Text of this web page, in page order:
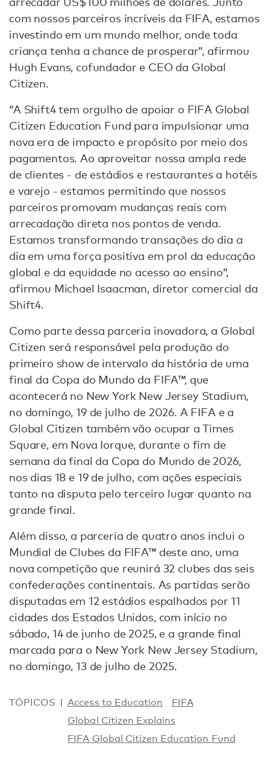
com nossos parceiros incríveis da FIFA, estamos
investindo em um mundo melhor, onde toda
criança tenha a chance de prosperar”, afirmou
Hugh Evans, cofundador e CEO da Global
Citizen.
“A Shift4 tem orgulho de apoiar o FIFA Global
Citizen Education Fund para impulsionar uma
nova era de impacto e propósito por meio dos
pagamentos. Ao aproveitar nossa ampla rede
de clientes - de estádios e restaurantes a hotéis
e varejo - estamos permitindo que nossos
parceiros promovam mudanças reais com
arrecadação direta nos pontos de venda.
Estamos transformando transações do dia a
dia em uma força positiva em prol da educação
global e da equidade no acesso ao ensino”,
afirmou Michael Isaacman, diretor comercial da
Shift4.
Como parte dessa parceria inovadora, a Global
Citizen será responsável pela produção do
primeiro show de intervalo da história de uma
final da Copa do Mundo da FIFA™, que
acontecerá no New York New Jersey Stadium,
no domingo, 19 de julho de 2026. A FIFA e a
Global Citizen também vão ocupar a Times
Square, em Nova Iorque, durante o fim de
semana da final da Copa do Mundo de 2026,
nos dias 18 e 19 de julho, com ações especiais
tanto na disputa pelo terceiro lugar quanto na
grande final.
Além disso, a parceria de quatro anos inclui o
Mundial de Clubes da FIFA™ deste ano, uma
nova competição que reunirá 32 clubes das seis
confederações continentais. As partidas serão
disputadas em 12 estádios espalhados por 11
cidades dos Estados Unidos, com início no
sábado, 14 de junho de 2025, e a grande final
marcada para o New York New Jersey Stadium,
no domingo, 13 de julho de 2025.
TÓPICOS Access to Education
FIFA
Global Citizen Explains
FIFA Global Citizen Education Fund